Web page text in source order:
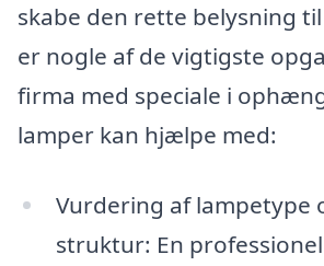
skabe den rette belysning
er nogle af de vigtigste
firma med speciale i
lamper kan hjælpe med:
Vurdering af lampetype
struktur: En